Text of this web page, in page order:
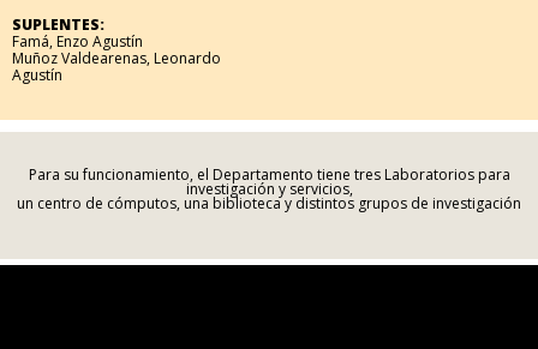
SUPLENTES:
Famá, Enzo Agustín
Muñoz Valdearenas, Leonardo
Agustín
Para su funcionamiento, el Departamento tiene tres Laboratorios para
investigación y servicios,
un centro de cómputos, una biblioteca y distintos grupos de investigación